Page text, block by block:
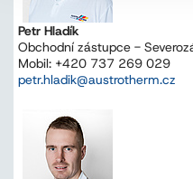
Petr Hladík
Obchodní zástupce -
Mobil: +420 737 269 029
petr.hladik@austrotherm.cz